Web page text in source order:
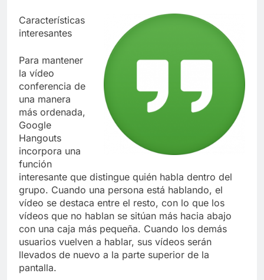
Características
interesantes
Para mantener
la vídeo
conferencia de
una manera
más ordenada,
Google
Hangouts
incorpora una
función
interesante que distingue quién habla dentro del
grupo. Cuando una persona está hablando, el
vídeo se destaca entre el resto, con lo que los
vídeos que no hablan se sitúan más hacia abajo
con una caja más pequeña. Cuando los demás
usuarios vuelven a hablar, sus vídeos serán
llevados de nuevo a la parte superior de la
pantalla.